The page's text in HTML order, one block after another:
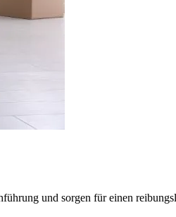
und sorgen für einen